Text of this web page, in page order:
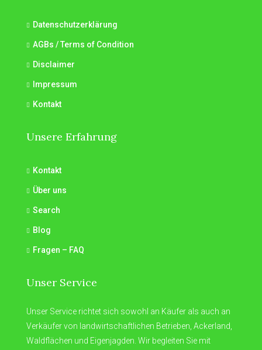
Datenschutzerklärung
AGBs / Terms of Condition
Disclaimer
Impressum
Kontakt
Unsere Erfahrung
Kontakt
Über uns
Search
Blog
Fragen – FAQ
Unser Service
Unser Service richtet sich sowohl an Käufer als auch an
Verkäufer von landwirtschaftlichen Betrieben, Ackerland,
Waldflächen und Eigenjagden. Wir begleiten Sie mit